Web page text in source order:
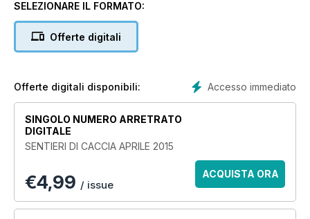
SELEZIONARE IL FORMATO:
Offerte digitali
Accesso immediato
Offerte digitali disponibili:
SINGOLO NUMERO ARRETRATO
DIGITALE
SENTIERI DI CACCIA APRILE 2015
€4,99 / issue
ACQUISTA ORA